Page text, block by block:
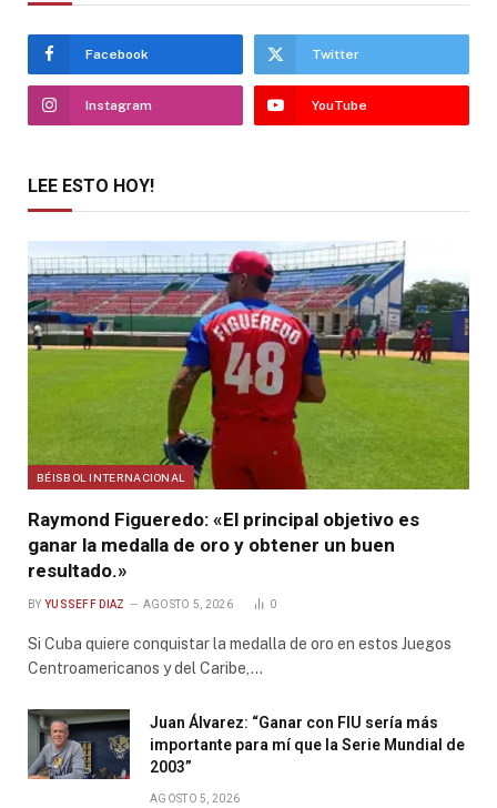
Facebook Twitter
Instagram YouTube
LEE ESTO HOY!
BÉISBOL INTERNACIONAL
Raymond Figueredo: «El principal objetivo es
ganar la medalla de oro y obtener un buen
resultado.»
BY YUSSEFF DIAZ AGOSTO 5, 2026 0
Si Cuba quiere conquistar la medalla de oro en estos Juegos
Centroamericanos y del Caribe,…
Juan Álvarez: “Ganar con FIU sería más
importante para mí que la Serie Mundial de
2003”
AGOSTO 5, 2026